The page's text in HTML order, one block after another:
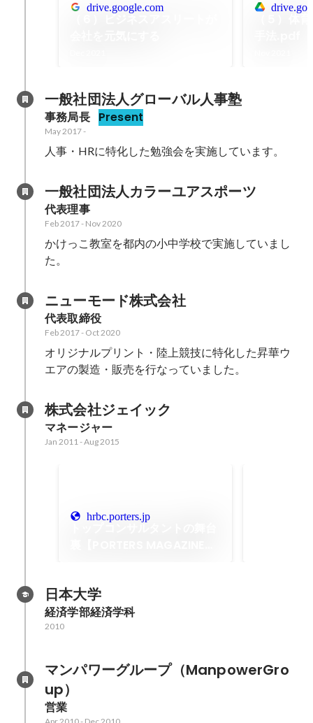
drive.google.com
一般社団法人グローバル人事塾
事務局長 Present
May 2017-
人事・HRに特化した勉強会を実施しています。
一般社団法人カラーユアスポーツ
代表理事
Feb 2017- Nov 2020
かけっこ教室を都内の小中学校で実施していまし
た。
ニューモード株式会社
代表取締役
Feb 2017- Oct 2020
オリジナルプリント・陸上競技に特化した昇華ウ
エアの製造・販売を行なっていました。
株式会社ジェイック
マネージャー
Jan 2011 -Aug 2015
hrbc.porters.jp
日本大学
経済学部経済学科
2010
マンパワーグループ（ManpowerGro
up）
営業